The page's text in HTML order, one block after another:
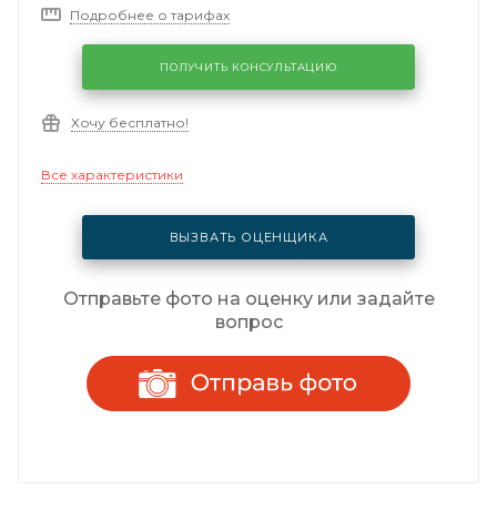
Подробнее о тарифах
ПОЛУЧИТЬ КОНСУЛЬТАЦИЮ
Хочу бесплатно!
Все характеристики
ВЫЗВАТЬ ОЦЕНЩИКА
Отправьте фото на оценку или задайте
вопрос